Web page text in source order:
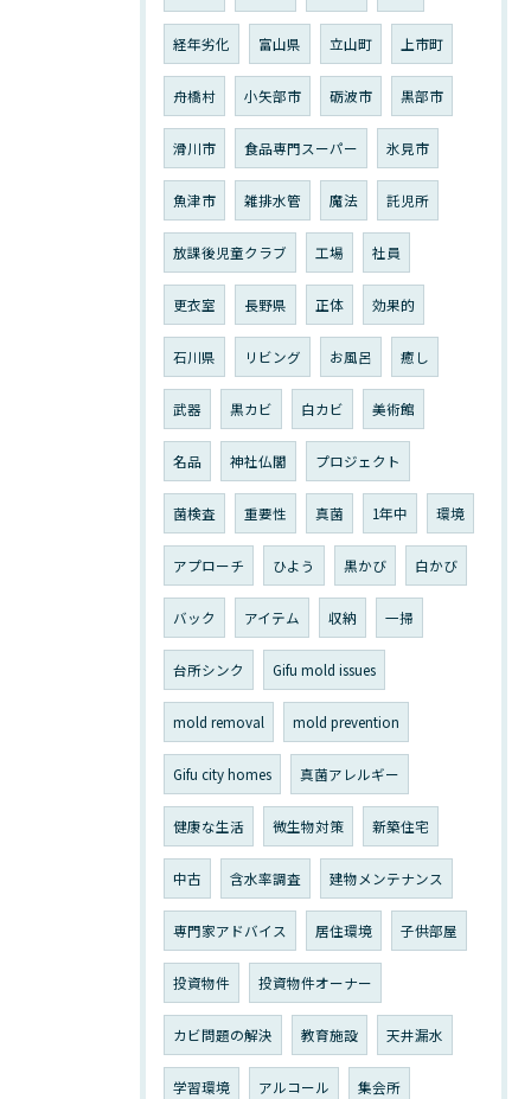
経年劣化 富山県 立山町 上市町
舟橋村 小矢部市 砺波市 黒部市
滑川市 食品専門スーパー 氷見市
魚津市 雑排水管 魔法 託児所
放課後児童クラブ 工場 社員
更衣室 長野県 正体 効果的
石川県 リビング お風呂 癒し
武器 黒カビ 白カビ 美術館
名品 神社仏閣 プロジェクト
菌検査 重要性 真菌 1年中 環境
アプローチ ひよう 黒かび 白かび
バック アイテム 収納 一掃
台所シンク Gifu mold issues
mold removal mold prevention
Gifu city homes 真菌アレルギー
健康な生活 微生物対策 新築住宅
中古 含水率調査 建物メンテナンス
専門家アドバイス 居住環境 子供部屋
投資物件 投資物件オーナー
カビ問題の解決 教育施設 天井漏水
学習環境 アルコール 集会所